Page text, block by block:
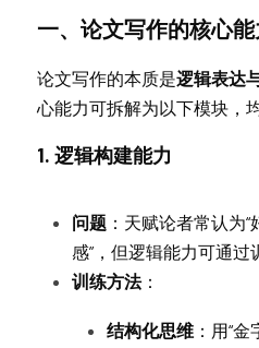
一、论文写作的核心
论文写作的本质是逻辑表达
心能力可拆解为以下模块，
1. 逻辑构建能力
问题 ：天赋论者常认为
感”，但逻辑能力可通过
训练方法：
结构化思维 ：用“